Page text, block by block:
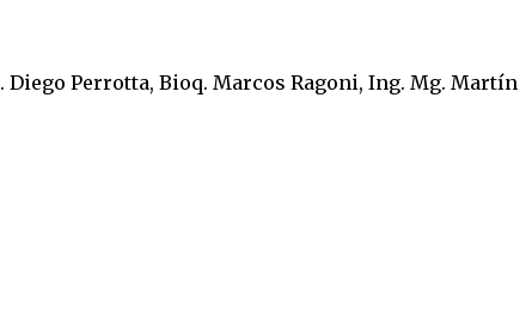
Diego Perrotta, Bioq. Marcos Ragoni, Ing. Mg. Martín